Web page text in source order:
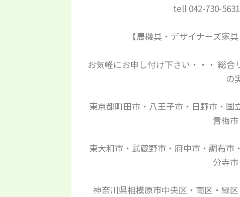
tell 042-730-
【農機具・デザイナーズ家
お気軽にお申し付け下さい・・・ 総合
の
東京都町田市・八王子市・日野市・国
青梅
東大和市・武蔵野市・府中市・調布
分寺
神奈川県相模原市中央区・南区・緑